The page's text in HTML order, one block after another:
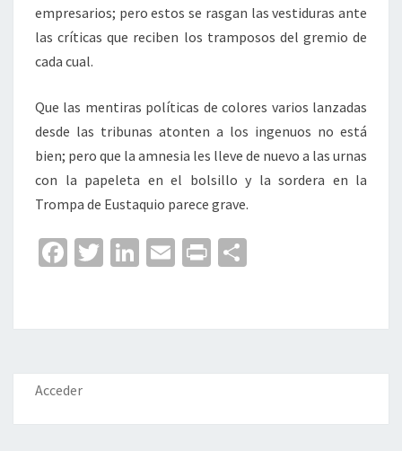
empresarios; pero estos se rasgan las vestiduras ante
las críticas que reciben los tramposos del gremio de
cada cual.
Que las mentiras políticas de colores varios lanzadas
desde las tribunas atonten a los ingenuos no está
bien; pero que la amnesia les lleve de nuevo a las urnas
con la papeleta en el bolsillo y la sordera en la
Trompa de Eustaquio parece grave.
Fa
o
o
k
T
er
Li
dI
n
E
l
Pr
p
ar
Acceder